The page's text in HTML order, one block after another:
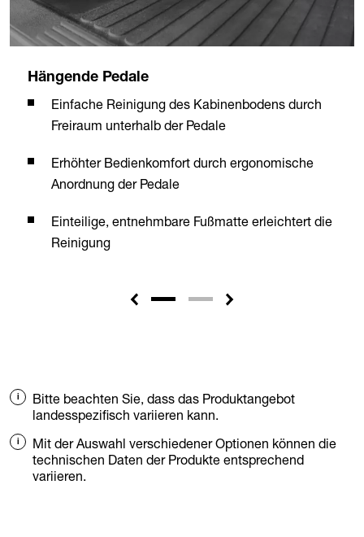
Hängende Pedale
Einfache Reinigung des Kabinenbodens durch
Freiraum unterhalb der Pedale
Erhöhter Bedienkomfort durch ergonomische
Anordnung der Pedale
Einteilige, entnehmbare Fußmatte erleichtert die
Reinigung
Bitte beachten Sie, dass das Produktangebot
landesspezifisch variieren kann.
Mit der Auswahl verschiedener Optionen können die
technischen Daten der Produkte entsprechend
variieren.